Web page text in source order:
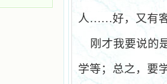
人……好，又有
刚才我要说的
学等；总之，要